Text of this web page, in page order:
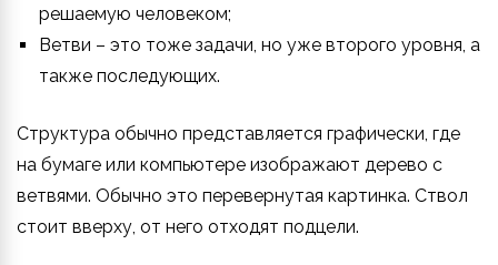
решаемую человеком;
Ветви – это тоже задачи, но уже второго уровня, а
также последующих.
Структура обычно представляется графически, где
на бумаге или компьютере изображают дерево с
ветвями. Обычно это перевернутая картинка. Ствол
стоит вверху, от него отходят подцели.